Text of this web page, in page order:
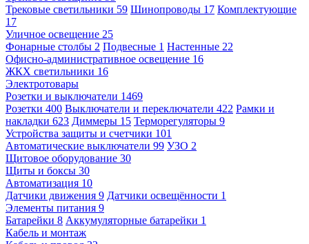
Трековые светильники 59 Шинопроводы 17 Комплектующие
17
Уличное освещение 25
Фонарные столбы 2 Подвесные 1 Настенные 22
Офисно-административное освещение 16
ЖКХ светильники 16
Электротовары
Розетки и выключатели 1469
Розетки 400 Выключатели и переключатели 422 Рамки и
накладки 623 Диммеры 15 Терморегуляторы 9
Устройства защиты и счетчики 101
Автоматические выключатели 99 УЗО 2
Щитовое оборудование 30
Щиты и боксы 30
Автоматизация 10
Датчики движения 9 Датчики освещённости 1
Элементы питания 9
Батарейки 8 Аккумуляторные батарейки 1
Кабель и монтаж